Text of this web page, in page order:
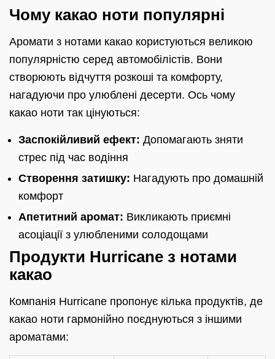
Чому какао ноти популярні
Аромати з нотами какао користуються великою
популярністю серед автомобілістів. Вони
створюють відчуття розкоші та комфорту,
нагадуючи про улюблені десерти. Ось чому
какао ноти так цінуються:
Заспокійливий ефект: Допомагають зняти
стрес під час водіння
Створення затишку: Нагадують про домашній
комфорт
Апетитний аромат: Викликають приємні
асоціації з улюбленими солодощами
Продукти Hurricane з нотами
какао
Компанія Hurricane пропонує кілька продуктів, де
какао ноти гармонійно поєднуються з іншими
ароматами: